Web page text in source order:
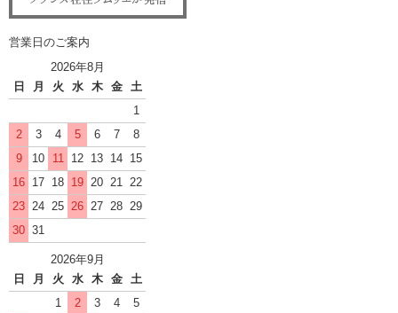
営業日のご案内
2026年8月
日
月 火 水 木 金
土
1
2
3 4 5 6 7
8
9
10 11 12 13 14 15
16 17 18 19 20 21 22
23 24 25 26 27 28 29
30 31
2026年9月
日
月 火 水 木 金
土
1
2 3 4
5